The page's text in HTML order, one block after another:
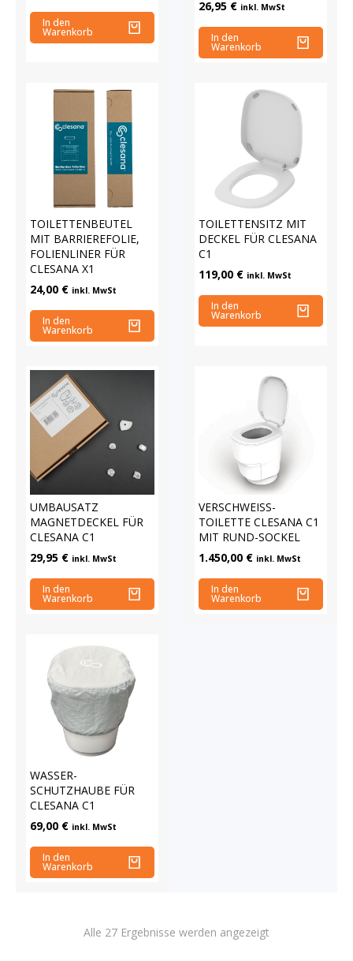
In den
Warenkorb
26,95 € inkl. MwSt
In den
Warenkorb
TOILETTENBEUTEL
MIT BARRIEREFOLIE,
FOLIENLINER FÜR
CLESANA X1
24,00 € inkl. MwSt
In den
Warenkorb
TOILETTENSITZ MIT
DECKEL FÜR CLESANA
C1
119,00 € inkl. MwSt
In den
Warenkorb
UMBAUSATZ
MAGNETDECKEL FÜR
CLESANA C1
29,95 € inkl. MwSt
In den
Warenkorb
VERSCHWEISS-T
OILETTE CLESANA C1 M
IT RUND-SOCKEL
1.450,00 € inkl. MwSt
In den
Warenkorb
WASSER-
SCHUTZHAUBE FÜR
CLESANA C1
69,00 € inkl. MwSt
In den
Warenkorb
Alle 27 Ergebnisse werden angezeigt